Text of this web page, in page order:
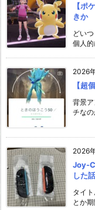
【ポ
きか
どい
個人
2026
【超
背景
チな
2026
Joy-
した話
タイ
とか